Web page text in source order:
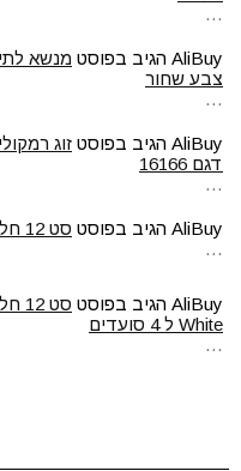
…
AliBuy הגיב בפוסט
צבע שחור
…
AliBuy הגיב בפוסט
דגם 16166
…
AliBuy הגיב בפוסט סט 12 חלקים Corelle Bella Faenza
…
AliBuy הגיב בפוסט
White ל 4 סועדים
…